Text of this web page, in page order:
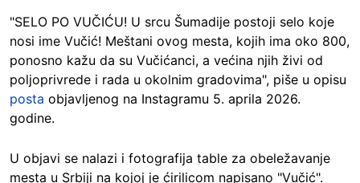
"SELO PO VUČIĆU! U srcu Šumadije postoji selo koje
nosi ime Vučić! Meštani ovog mesta, kojih ima oko 800,
ponosno kažu da su Vučićanci, a većina njih živi od
poljoprivrede i rada u okolnim gradovima", piše u opisu
posta objavljenog na Instagramu 5. aprila 2026.
godine.
U objavi se nalazi i fotografija table za obeležavanje
mesta u Srbiji na kojoj je ćirilicom napisano "Vučić".